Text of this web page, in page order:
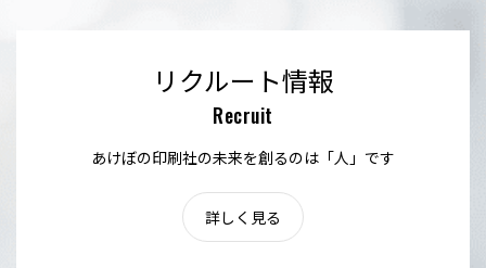
リクルート情報
Recruit
あけぼの印刷社の未来を創るのは「人」です
詳しく見る